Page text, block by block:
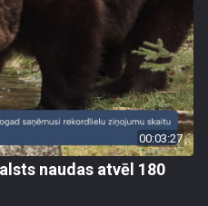
00:03:27
naudas atvēl 180